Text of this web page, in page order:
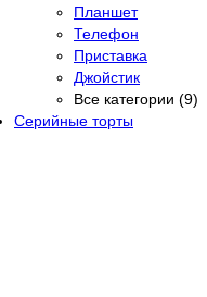
Планшет
Телефон
Приставка
Джойстик
Все категории (9)
Серийные торты